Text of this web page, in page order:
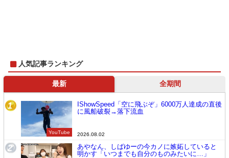
人気記事ランキング
最新 全期間
1
YouTube
IShowSpeed「空に飛ぶぞ」6000万人達成の直後
に風船破裂→落下流血
2026.08.02
2
あやなん、しばゆーの今カノに嫉妬していると
明かす「いつまでも自分のものみたいに…」